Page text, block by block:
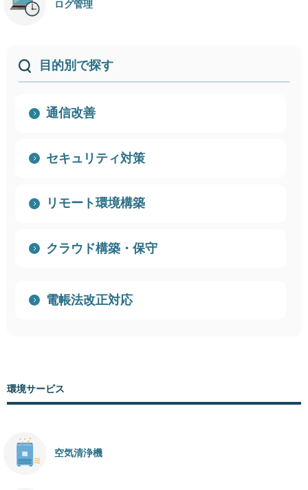
ログ管理
目的別で探す
通信改善
セキュリティ対策
リモート環境構築
クラウド構築・保守
電帳法改正対応
環境サービス
空気清浄機